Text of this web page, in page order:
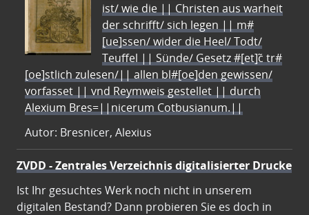
ist/ wie die || Christen aus warheit
der schrifft/ sich legen || m#
[ue]ssen/ wider die Heel/ Todt/
Teuffel || Sünde/ Gesetz #[et]c̃ tr#
[oe]stlich zulesen/|| allen bl#[oe]den gewissen/
vorfasset || vnd Reymweis gestellet || durch
Alexium Bres=||nicerum Cotbusianum.||
Autor: Bresnicer, Alexius
ZVDD - Zentrales Verzeichnis digitalisierter Drucke
Ist Ihr gesuchtes Werk noch nicht in unserem
digitalen Bestand? Dann probieren Sie es doch in